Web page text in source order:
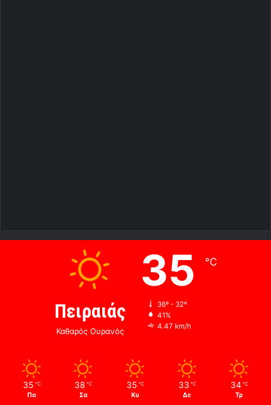
Πειραιάς
Καθαρός Ουρανός
35 ℃
36º - 32º
41%
4.47 km/h
35 ℃
Πα
38 ℃
Σα
35 ℃
Κυ
33 ℃
Δε
34 ℃
Τρ